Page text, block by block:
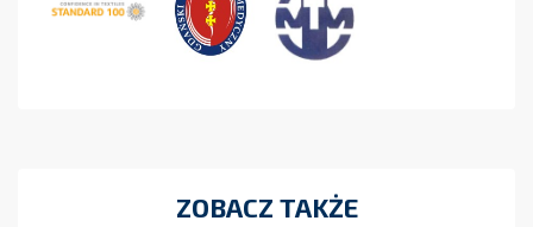
ZOBACZ TAKŻE